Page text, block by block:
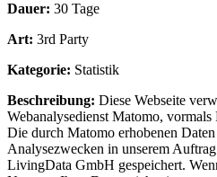
Dauer: 30 Tage
Art: 3rd Party
Kategorie: Statistik
Beschreibung: Diese Webseite
Webanalysedienst Matomo,
Die durch Matomo erhobenen
Analysezwecken in unserem
LivingData GmbH gespeichert.